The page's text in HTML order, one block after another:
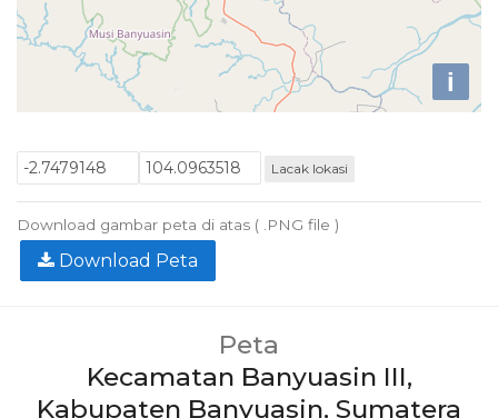
i
Lacak lokasi
Download gambar peta di atas ( .PNG file )
Download Peta
Peta
Kecamatan Banyuasin III,
Kabupaten Banyuasin, Sumatera